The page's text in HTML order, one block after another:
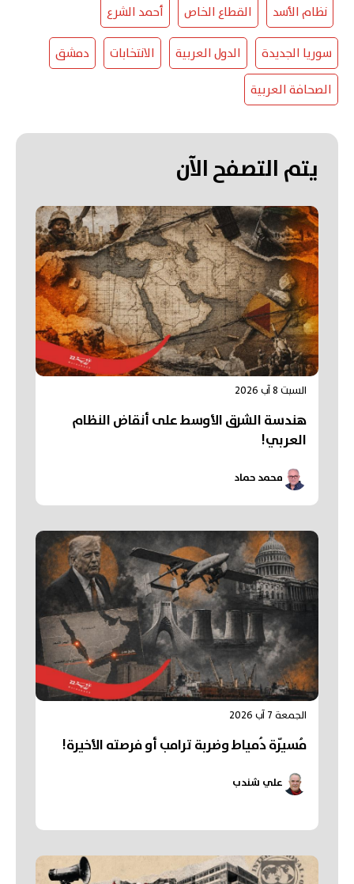
نظام الأسد القطاع الخاص أحمد الشرع
سوريا الجديدة الدول العربية الانتخابات
دمشق
الصحافة العربية
يتم التصفح الآن
السبت 8 آب 2026
هندسة الشرق الأوسط على أنقاض النظام
العربي!
محمد حماد
الجمعة 7 آب 2026
مُسيّرة دُمياط وضربة ترامب أو فرصته الأخيرة!
علي شندب